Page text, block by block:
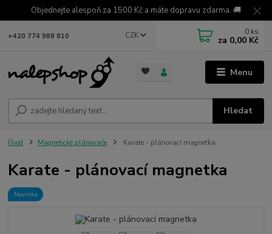
Objednejte alespoň za 1500 Kč a máte dopravu zdarma. 🚚
Menu
CZK
Hledat
+420 774 988 810 0 ks
za 0,00 Kč
Úvod Magnetické plánovače Karate - plánovací magnetka
Karate - plánovací magnetka
Novinka